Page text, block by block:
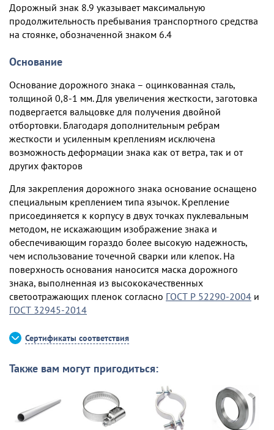
Дорожный знак 8.9 указывает максимальную
продолжительность пребывания транспортного средства
на стоянке, обозначенной знаком 6.4
Основание
Основание дорожного знака – оцинкованная сталь,
толщиной 0,8-1 мм. Для увеличения жесткости, заготовка
подвергается вальцовке для получения двойной
отбортовки. Благодаря дополнительным ребрам
жесткости и усиленным креплениям исключена
возможность деформации знака как от ветра, так и от
других факторов
Для закрепления дорожного знака основание оснащено
специальным креплением типа язычок. Крепление
присоединяется к корпусу в двух точках пуклевальным
методом, не искажающим изображение знака и
обеспечивающим гораздо более высокую надежность,
чем использование точечной сварки или клепок. На
поверхность основания наносится маска дорожного
знака, выполненная из высококачественных
светоотражающих пленок согласно ГОСТ Р 52290-2004 и
ГОСТ 32945-2014
Сертификаты соответствия
Также вам могут пригодиться: